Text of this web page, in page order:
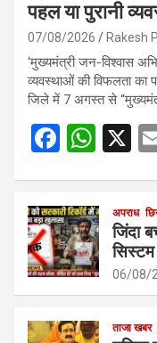
पहल या पुरानी
07/08/2026 Rakesh
‘मुख्यमंत्री जन-विश्वास
व्यवस्थाओं की विफलता का
जिले में 7 अगस्त से
F
b
o
o
W
s
A
p
X
अपराध
जिंदा
सिस्टम
06/08/
ताजा खबर